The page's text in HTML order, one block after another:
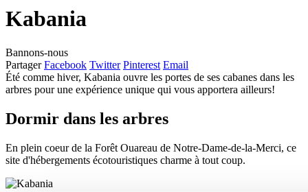
Kabania
Bannons-nous
Partager Facebook Twitter Pinterest Email
Été comme hiver, Kabania ouvre les portes de ses cabanes dans les
arbres pour une expérience unique qui vous apportera ailleurs!
Dormir dans les arbres
En plein coeur de la Forêt Ouareau de Notre-Dame-de-la-Merci, ce
site d'hébergements écotouristiques charme à tout coup.